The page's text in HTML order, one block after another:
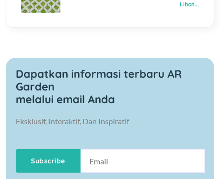
Lihat...
Dapatkan informasi terbaru AR
Garden
melalui email Anda
Eksklusif, Interaktif, Dan Inspiratif
Subscribe